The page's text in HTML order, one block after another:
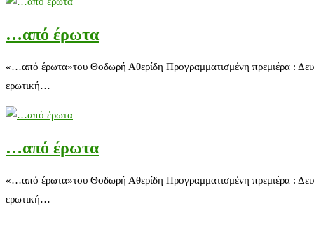
…από έρωτα
«…από έρωτα»του Θοδωρή Αθερίδη Προγραμματισμένη πρεμιέρα :
ερωτική…
…από έρωτα
«…από έρωτα»του Θοδωρή Αθερίδη Προγραμματισμένη πρεμιέρα :
ερωτική…